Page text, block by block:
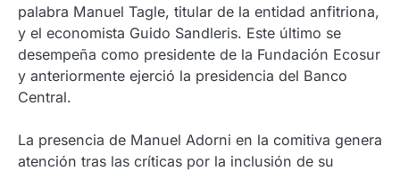
palabra Manuel Tagle, titular de la entidad anfitriona,
y el economista Guido Sandleris. Este último se
desempeña como presidente de la Fundación Ecosur
y anteriormente ejerció la presidencia del Banco
Central.
La presencia de Manuel Adorni en la comitiva genera
atención tras las críticas por la inclusión de su